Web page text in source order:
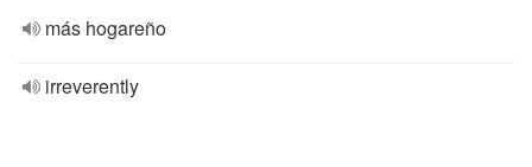
más hogareño
irreverently